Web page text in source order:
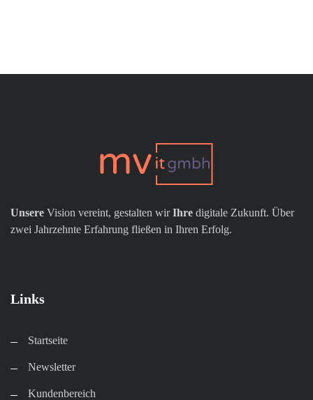
Unsere Vision vereint, gestalten wirIhre digitale Zukunft. Über
zwei Jahrzehnte Erfahrung fließen in Ihren Erfolg.
Links
Startseite
Newsletter
Kundenbereich​